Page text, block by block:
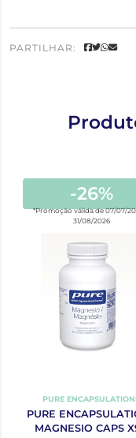
PARTILHAR:
-26%
*Promoção válida de 07/07/
31/08/2026
PURE
PURE
MAGNESIO CAPS